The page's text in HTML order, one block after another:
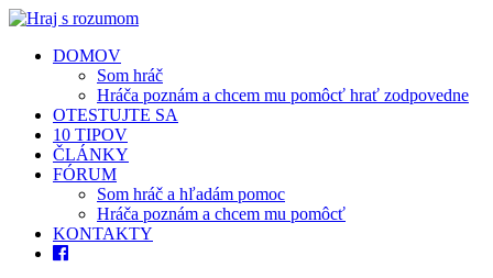
DOMOV
Som hráč
Hráča poznám a chcem mu pomôcť hrať zodpovedne
OTESTUJTE SA
10 TIPOV
ČLÁNKY
FÓRUM
Som hráč a hľadám pomoc
Hráča poznám a chcem mu pomôcť
KONTAKTY